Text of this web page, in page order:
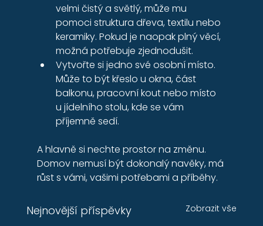
velmi čistý a světlý, může mu
pomoci struktura dřeva, textilu nebo
keramiky. Pokud je naopak plný věcí,
možná potřebuje zjednodušit.
Vytvořte si jedno své osobní místo.
Může to být křeslo u okna, část
balkonu, pracovní kout nebo místo
u jídelního stolu, kde se vám
příjemně sedí.
A hlavně si nechte prostor na změnu.
Domov nemusí být dokonalý navěky, má
růst s vámi, vašimi potřebami a příběhy.
Nejnovější příspěvky Zobrazit vše